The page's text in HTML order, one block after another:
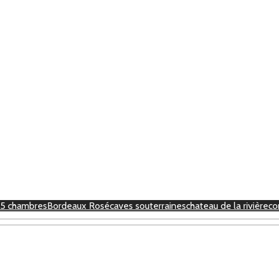
5 chambresBordeaux Rosécaves souterraineschateau de la rivière